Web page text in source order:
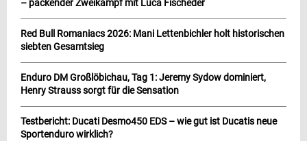
– packender Zweikampf mit Luca Fischeder
Red Bull Romaniacs 2026: Mani Lettenbichler holt historischen
siebten Gesamtsieg
Enduro DM Großlöbichau, Tag 1: Jeremy Sydow dominiert,
Henry Strauss sorgt für die Sensation
Testbericht: Ducati Desmo450 EDS – wie gut ist Ducatis neue
Sportenduro wirklich?